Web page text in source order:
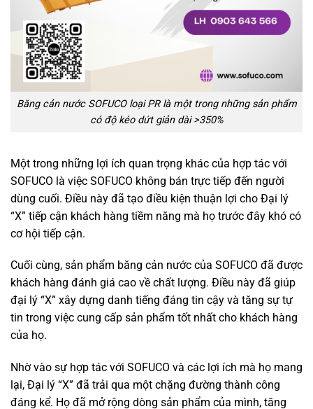
Băng cản nước SOFUCO loại PR là một trong những sản phẩm
có độ kéo dứt giản dài >350%
Một trong những lợi ích quan trọng khác của hợp tác với
SOFUCO là việc SOFUCO không bán trực tiếp đến người
dùng cuối. Điều này đã tạo điều kiện thuận lợi cho Đại lý
“X” tiếp cận khách hàng tiềm năng mà họ trước đây khó có
cơ hội tiếp cận.
Cuối cùng, sản phẩm băng cản nước của SOFUCO đã được
khách hàng đánh giá cao về chất lượng. Điều này đã giúp
đại lý “X” xây dựng danh tiếng đáng tin cậy và tăng sự tự
tin trong việc cung cấp sản phẩm tốt nhất cho khách hàng
của họ.
Nhờ vào sự hợp tác với SOFUCO và các lợi ích mà họ mang
lại, Đại lý “X” đã trải qua một chặng đường thành công
đáng kể. Họ đã mở rộng dòng sản phẩm của mình, tăng